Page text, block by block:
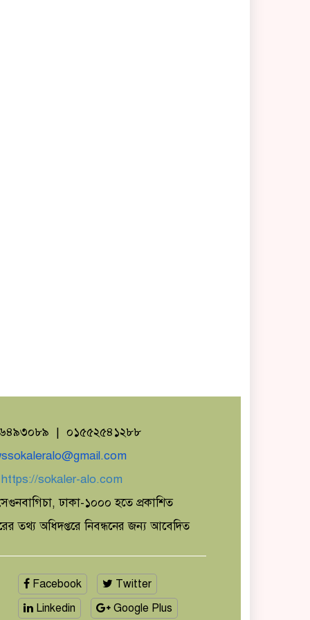
| ০১৫৫২৫৪১২৮৮
https://sokaler-alo.com
ঢাকা-১০০০ হতে প্রকাশিত
তথ্য অধিদপ্তরে নিবন্ধনের জন্য আবেদিত
Facebook
Twitter
Linkedin
Google Plus